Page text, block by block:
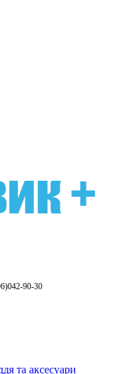
90-30
та аксесуари